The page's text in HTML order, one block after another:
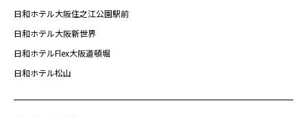
日和ホテル大阪住之江公園駅前
日和ホテル大阪新世界
日和ホテルFlex大阪道頓堀
日和ホテル松山